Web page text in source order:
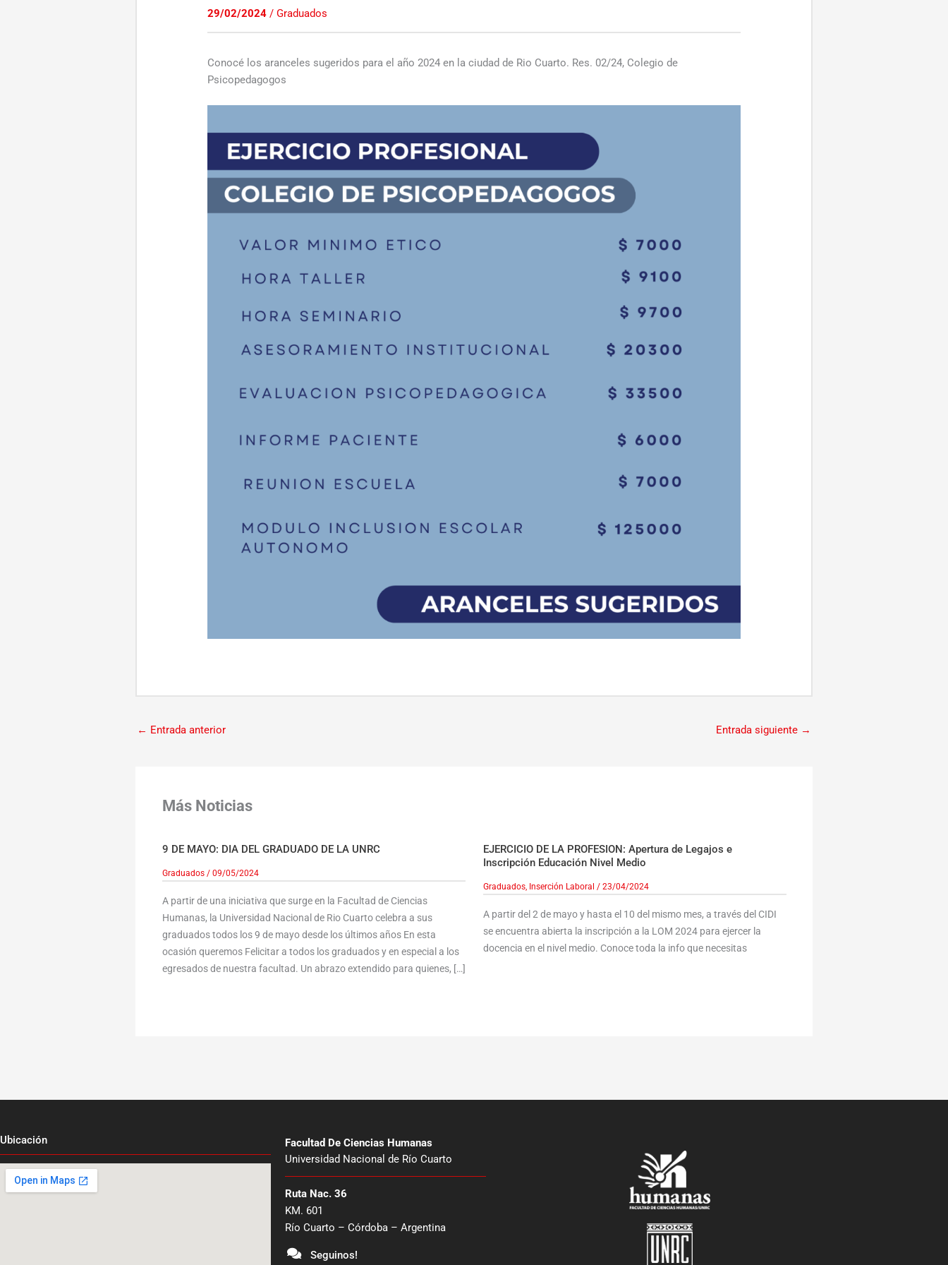
29/02/2024/Graduados
Conocé los aranceles sugeridos para el año 2024 en la ciudad de Rio Cuarto. Res. 02/24, Colegio de
Psicopedagogos
← Entrada anterior Entrada siguiente →
Más Noticias
9 DE MAYO: DIA DEL GRADUADO DE LA UNRC
Graduados/ 09/05/2024
A partir de una iniciativa que surge en la Facultad de Ciencias
Humanas, la Universidad Nacional de Rio Cuarto celebra a sus
graduados todos los 9 de mayo desde los últimos años En esta
ocasión queremos Felicitar a todos los graduados y en especial a los
egresados de nuestra facultad. Un abrazo extendido para quienes, […]
EJERCICIO DE LA PROFESION: Apertura de Legajos e
Inscripción Educación Nivel Medio
Graduados, Inserción Laboral / 23/04/2024
A partir del 2 de mayo y hasta el 10 del mismo mes, a través del CIDI
se encuentra abierta la inscripción a la LOM 2024 para ejercer la
docencia en el nivel medio. Conoce toda la info que necesitas
Ubicación
Facultad De Ciencias Humanas
Universidad Nacional de Río Cuarto
Ruta Nac. 36
KM. 601
Río Cuarto – Córdoba – Argentina
Seguinos!